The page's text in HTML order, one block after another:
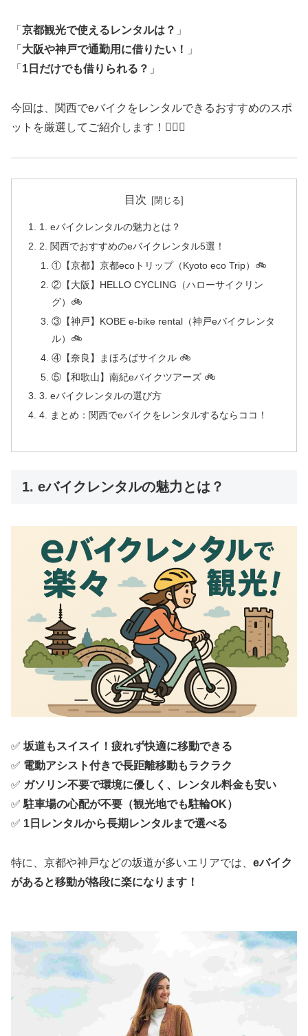
「 京都観光で使えるレンタルは？ 」
「 大阪や神戸で通勤用に借りたい！
」
「 1日だけでも借りられる？ 」
今回は、関西でeバイクをレンタルできるおすすめのスポ
ットを厳選してご紹介します！🚴‍♂️✨
目次
1. eバイクレンタルの魅力とは？
2. 関西でおすすめのeバイクレンタル5選！
①【京都】京都ecoトリップ（Kyoto eco Trip）🚲
②【大阪】HELLO CYCLING（ハローサイクリン
グ）🚲
③【神戸】KOBE e-bike rental（神戸eバイクレンタ
ル）🚲
④【奈良】まほろばサイクル 🚲
⑤【和歌山】南紀eバイクツアーズ 🚲
3. eバイクレンタルの選び方
4. まとめ：関西でeバイクをレンタルするならココ！
1. eバイクレンタルの魅力とは？
✅ 坂道もスイスイ！疲れず快適に移動できる
✅ 電動アシスト付きで長距離移動もラクラク
✅ ガソリン不要で環境に優しく、レンタル料金も安い
✅ 駐車場の心配が不要（観光地でも駐輪OK）
✅ 1日レンタルから長期レンタルまで選べる
特に、京都や神戸などの坂道が多いエリアでは、 eバイク
があると移動が格段に楽になります！